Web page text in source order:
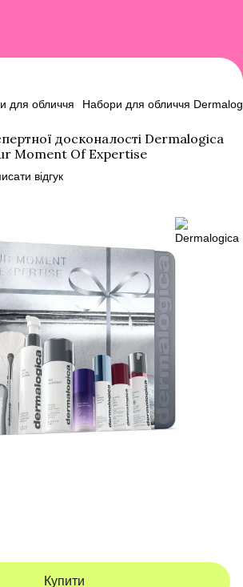
для обличчя Набори для обличчя
досконалості Dermalogica
Moment Of Expertise
відгук
Купити